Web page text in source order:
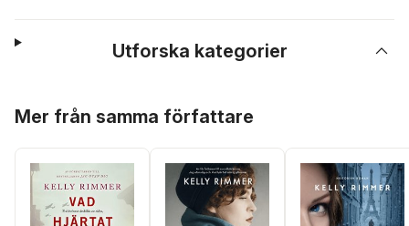
Utforska kategorier
Mer från samma författare